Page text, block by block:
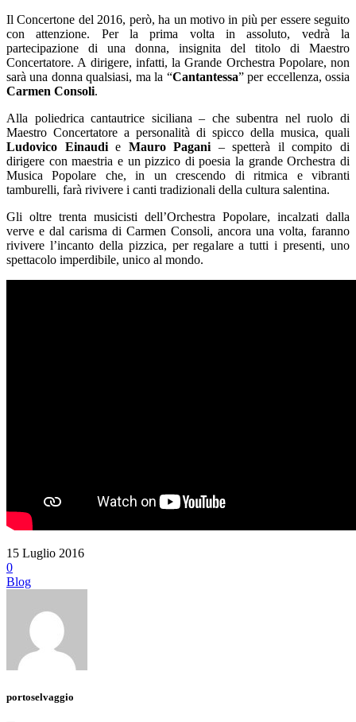
Il Concertone del 2016, però, ha un motivo in più per essere seguito
con attenzione. Per la prima volta in assoluto, vedrà la
partecipazione di una donna, insignita del titolo di Maestro
Concertatore. A dirigere, infatti, la Grande Orchestra Popolare, non
sarà una donna qualsiasi, ma la “Cantantessa” per eccellenza, ossia
Carmen Consoli.
Alla poliedrica cantautrice siciliana – che subentra nel ruolo di
Maestro Concertatore a personalità di spicco della musica, quali
Ludovico Einaudie Mauro Pagani – spetterà il compito di
dirigere con maestria e un pizzico di poesia la grande Orchestra di
Musica Popolare che, in un crescendo di ritmica e vibranti
tamburelli, farà rivivere i canti tradizionali della cultura salentina.
Gli oltre trenta musicisti dell’Orchestra Popolare, incalzati dalla
verve e dal carisma di Carmen Consoli, ancora una volta, faranno
rivivere l’incanto della pizzica, per regalare a tutti i presenti, uno
spettacolo imperdibile, unico al mondo.
15 Luglio 2016
0
Blog
portoselvaggio